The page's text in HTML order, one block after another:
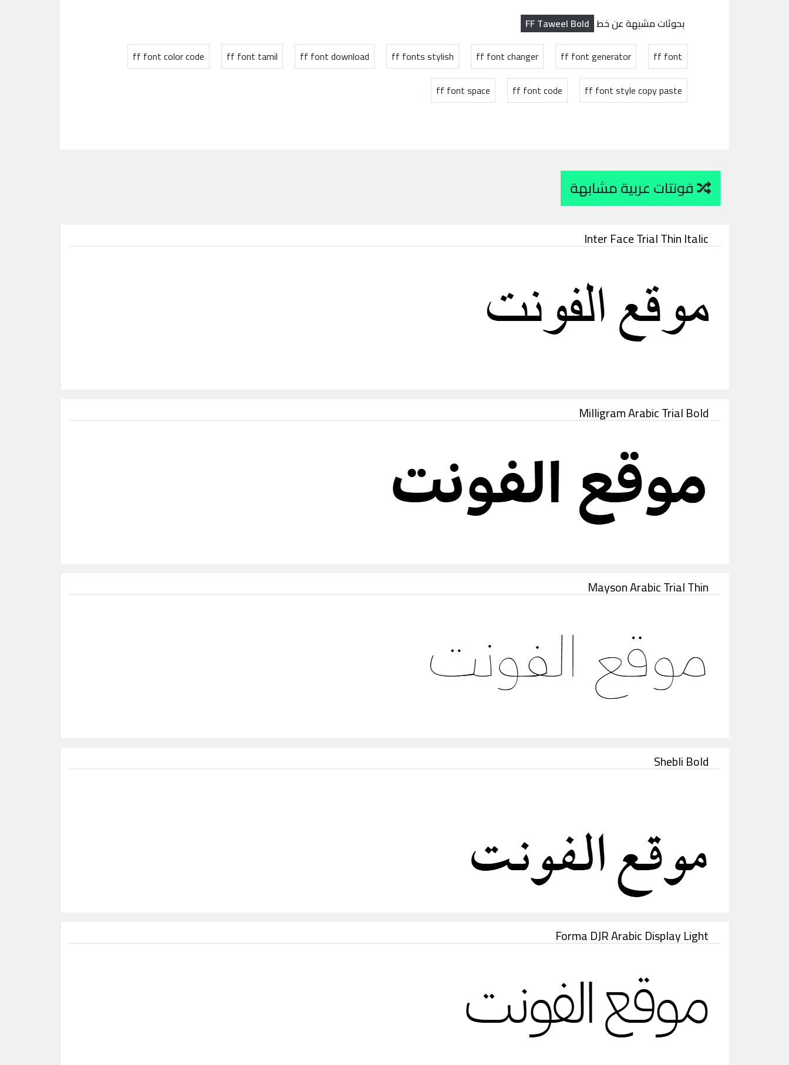
بحوثات مشبهة عن خط FF Taweel Bold
ff font
ff font generator
ff font changer
ff fonts stylish
ff font download
ff font tamil
ff font color code
ff font style copy paste
ff font code
ff font space
Inter Face Trial Thin Italic
Milligram Arabic Trial Bold
Mayson Arabic Trial Thin
Shebli Bold
Forma DJR Arabic Display Light